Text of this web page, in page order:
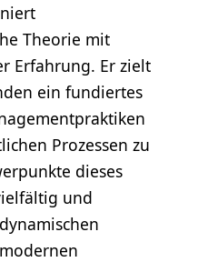
Theorie mit
Erfahrung. Er zielt
ein fundiertes
Prozessen zu
dieses
und